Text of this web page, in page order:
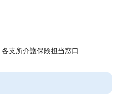
支所介護保険担当窓口